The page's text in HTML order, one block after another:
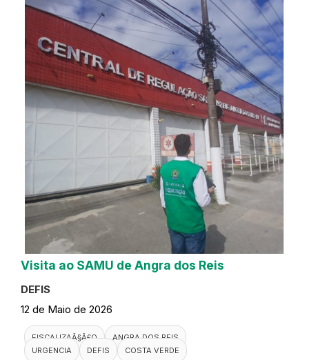
Visita ao SAMU de Angra dos Reis
DEFIS
12 de Maio de 2026
FISCALIZAÃ§Ã£O
ANGRA DOS REIS
URGENCIA
DEFIS COSTA VERDE